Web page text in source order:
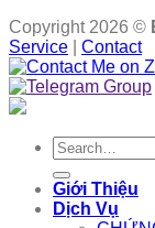
Copyright 2026 ©
Service
Contact
Search
for:
Giới Thiệu
Dịch Vụ